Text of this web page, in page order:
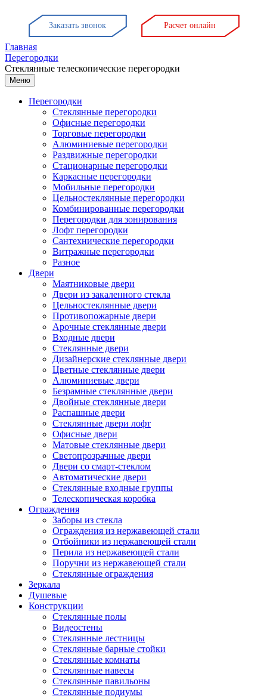
Заказать звонок Расчет онлайн
Главная
Перегородки
Стеклянные телескопические перегородки
Меню
Перегородки
Стеклянные перегородки
Офисные перегородки
Торговые перегородки
Алюминиевые перегородки
Раздвижные перегородки
Стационарные перегородки
Каркасные перегородки
Мобильные перегородки
Цельностеклянные перегородки
Комбинированные перегородки
Перегородки для зонирования
Лофт перегородки
Сантехнические перегородки
Витражные перегородки
Разное
Двери
Маятниковые двери
Двери из закаленного стекла
Цельностеклянные двери
Противопожарные двери
Арочные стеклянные двери
Входные двери
Стеклянные двери
Дизайнерские стеклянные двери
Цветные стеклянные двери
Алюминиевые двери
Безрамные стеклянные двери
Двойные стеклянные двери
Распашные двери
Стеклянные двери лофт
Офисные двери
Матовые стеклянные двери
Светопрозрачные двери
Двери со смарт-стеклом
Автоматические двери
Стеклянные входные группы
Телескопическая коробка
Ограждения
Заборы из стекла
Ограждения из нержавеющей стали
Отбойники из нержавеющей стали
Перила из нержавеющей стали
Поручни из нержавеющей стали
Стеклянные ограждения
Зеркала
Душевые
Конструкции
Стеклянные полы
Видеостены
Стеклянные лестницы
Стеклянные барные стойки
Стеклянные комнаты
Стеклянные навесы
Стеклянные павильоны
Стеклянные подиумы